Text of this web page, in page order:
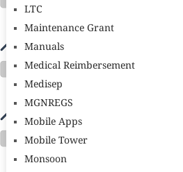
LTC
Maintenance Grant
Manuals
Medical Reimbersement
Medisep
MGNREGS
Mobile Apps
Mobile Tower
Monsoon